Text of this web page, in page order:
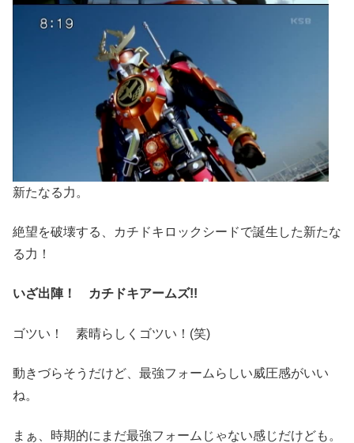
新たなる力。
絶望を破壊する、カチドキロックシードで誕生した新たな
る力！
いざ出陣！ カチドキアームズ!!
ゴツい！ 素晴らしくゴツい！(笑)
動きづらそうだけど、最強フォームらしい威圧感がいい
ね。
まぁ、時期的にまだ最強フォームじゃない感じだけども。